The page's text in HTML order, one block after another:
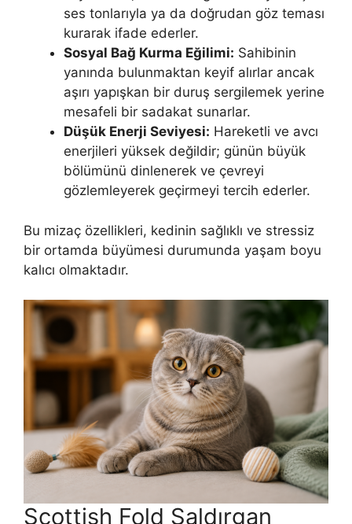
ses tonlarıyla ya da doğrudan göz teması
kurarak ifade ederler.
Sosyal Bağ Kurma Eğilimi: Sahibinin
yanında bulunmaktan keyif alırlar ancak
aşırı yapışkan bir duruş sergilemek yerine
mesafeli bir sadakat sunarlar.
Düşük Enerji Seviyesi: Hareketli ve avcı
enerjileri yüksek değildir; günün büyük
bölümünü dinlenerek ve çevreyi
gözlemleyerek geçirmeyi tercih ederler.
Bu mizaç özellikleri, kedinin sağlıklı ve stressiz
bir ortamda büyümesi durumunda yaşam boyu
kalıcı olmaktadır.
Scottish Fold Saldırgan